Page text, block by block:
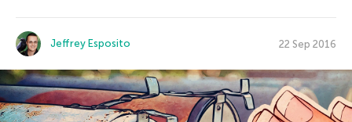
Jeffrey Esposito 22 Sep 2016